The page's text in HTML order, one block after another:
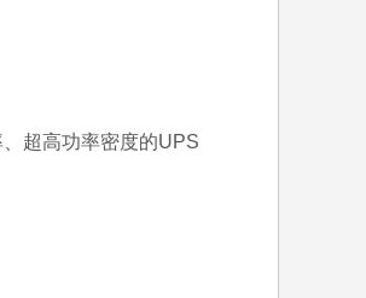
超高功率密度的UPS